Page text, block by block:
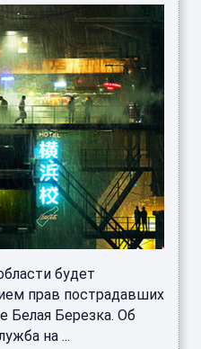
будет
прав пострадавших
Белая Березка. Об
на ...